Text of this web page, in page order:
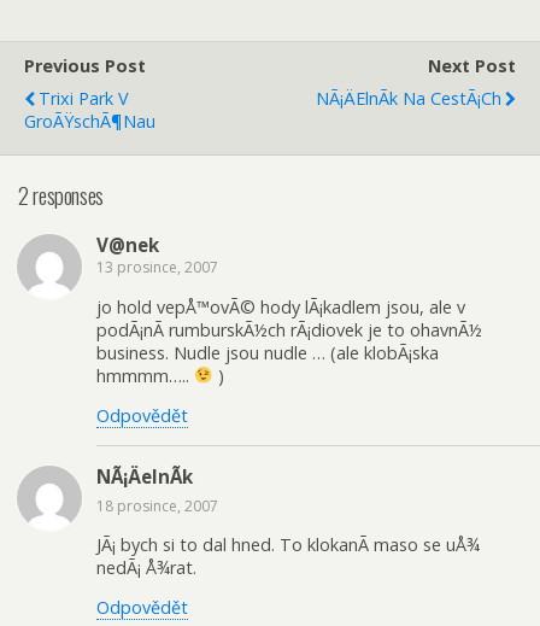
Previous Post
Trixi Park V
GroÃŸschÃ¶nau
Next Post
NÃ¡ÄelnÃ­k Na CestÃ¡ch
2 responses
V@nek
13 prosince, 2007
jo hold vepÅ™ovÃ© hody lÃ¡kadlem jsou, ale v
podÃ¡nÃ­ rumburskÃ½ch rÃ¡diovek je to ohavnÃ½
business. Nudle jsou nudle … (ale klobÃ¡ska
hmmmm…..
)
Odpovědět
NÃ¡ÄelnÃ­k
18 prosince, 2007
JÃ¡ bych si to dal hned. To klokanÃ­ maso se uÅ¾
nedÃ¡ Å¾rat.
Odpovědět